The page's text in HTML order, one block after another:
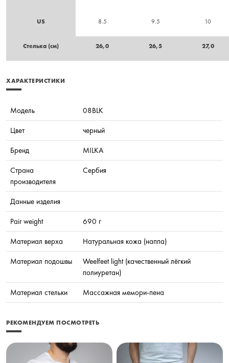
US 8.5 9.5 10
Стелька (см) 26,0 26,5 27,0
ХАРАКТЕРИСТИКИ
Модель
08BLK
Цвет
черный
Бренд
MILKA
Страна
производителя
Сербия
Данные изделия
Pair weight
690 г
Материал верха
Натуральная кожа (наппа)
Материал подошвы
Weelfeet light (качественный лёгкий
полиуретан)
Материал стельки
Массажная мемори-пена
РЕКОМЕНДУЕМ ПОСМОТРЕТЬ